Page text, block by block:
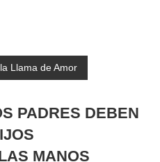
Llama de Amor
PADRES DEBEN
MANOS